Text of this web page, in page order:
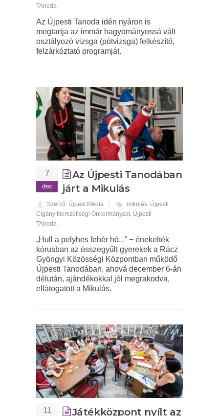
TAnoda
Az Újpesti Tanoda idén nyáron is
megtartja az immár hagyományossá vált
osztályozó vizsga (pótvizsga) felkészítő,
felzárkóztató programját.
7
dec
Az Újpesti Tanodában
járt a Mikulás
Szerző: Újpest Média mikulás, Újpesti
Cigány Nemzetiségi Önkormányzat, Újpesti
TAnoda
„Hull a pelyhes fehér hó...” − énekelték
kórusban az összegyűlt gyerekek a Rácz
Gyöngyi Közösségi Központban működő
Újpesti Tanodában, ahová december 6-án
délután, ajándékokkal jól megrakodva,
ellátogatott a Mikulás.
11 Játékközpont nyílt az